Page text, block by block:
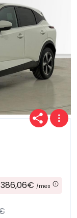
386,06€ /mes